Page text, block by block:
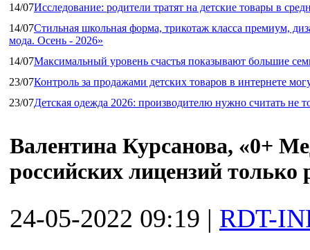
14/07Исследование: родители тратят на детские товары в
14/07Стильная школьная форма, трикотаж класса премиум,
мода. Осень - 2026»
14/07Максимальный уровень счастья показывают большие
23/07Контроль за продажами детских товаров в интернете
23/07Детская одежда 2026: производителю нужно считать не
Валентина Курсанова, «0+
российских лицензий только
24-05-2022 09:19 | RDT-